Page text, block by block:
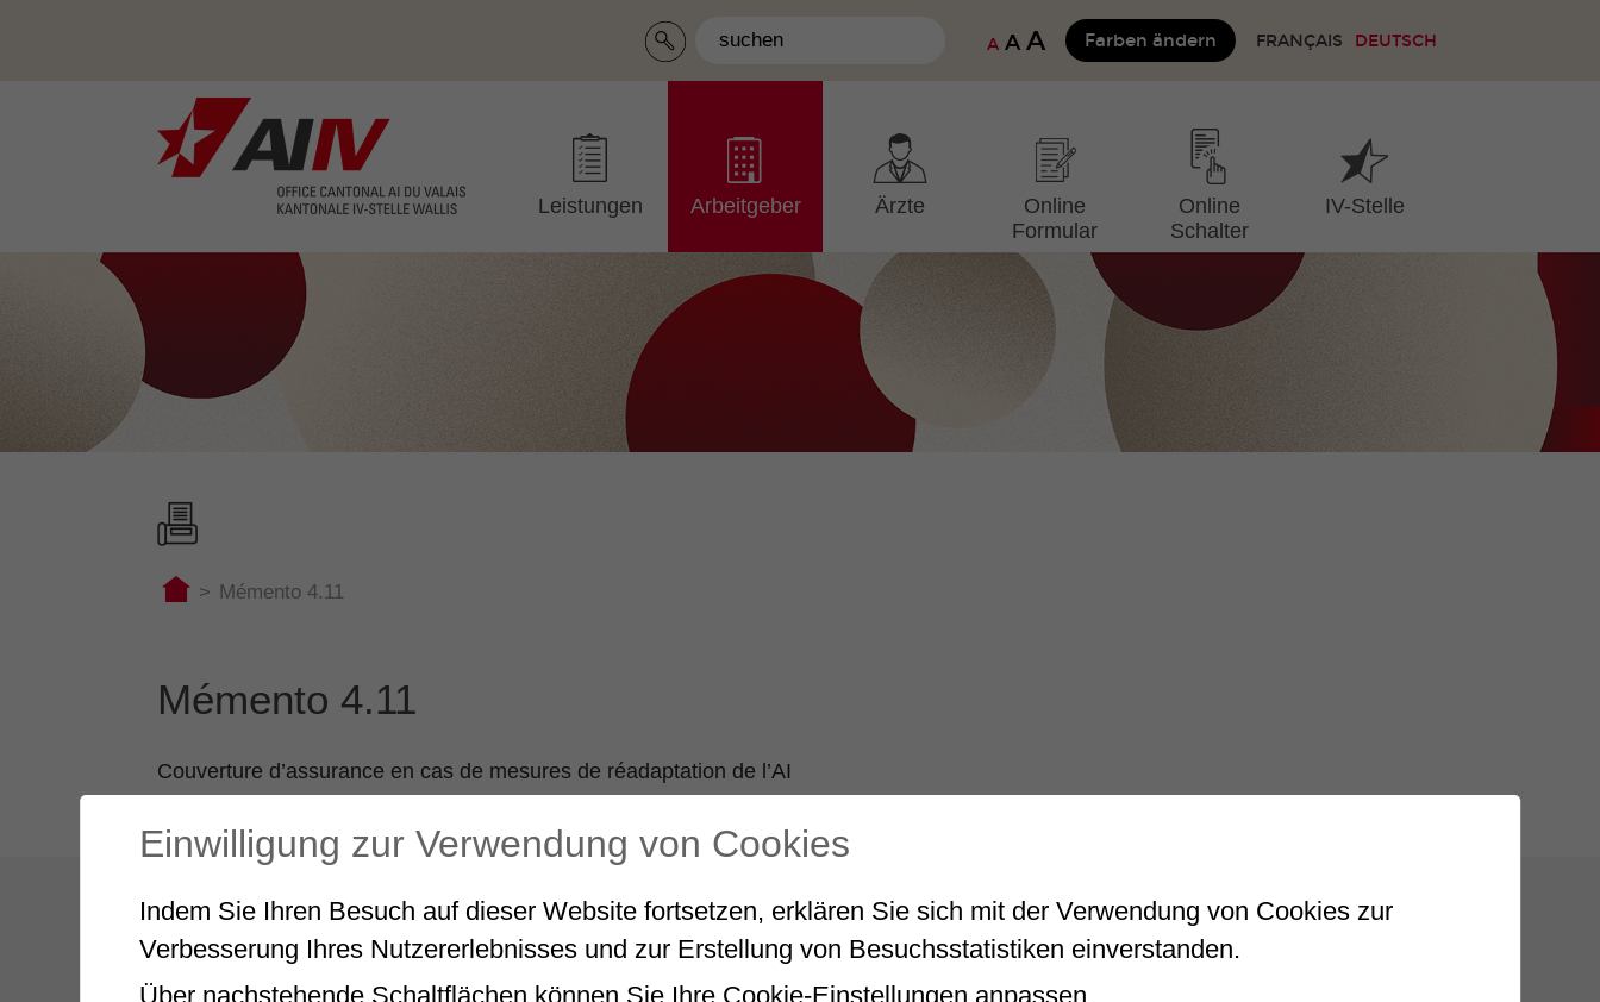
A A A Farben ändern FRANÇAIS DEUTSCH
Leistungen Arbeitgeber Ärzte
Online
Formular
Online
Schalter
IV-Stelle
> Mémento 4.11
Mémento 4.11
Couverture d’assurance en cas de mesures de réadaptation de l’AI
Einwilligung zur Verwendung von Cookies
Indem Sie Ihren Besuch auf dieser Website fortsetzen, erklären Sie sich mit der Verwendung von Cookies zur
Verbesserung Ihres Nutzererlebnisses und zur Erstellung von Besuchsstatistiken einverstanden.
Über nachstehende Schaltflächen können Sie Ihre Cookie-Einstellungen anpassen.